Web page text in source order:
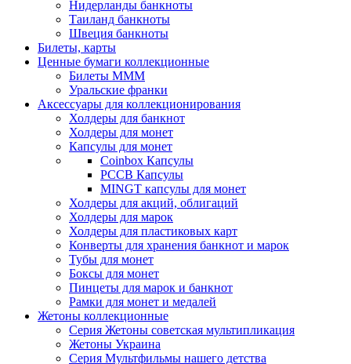
Нидерланды банкноты
Таиланд банкноты
Швеция банкноты
Билеты, карты
Ценные бумаги коллекционные
Билеты МММ
Уральские франки
Аксессуары для коллекционирования
Холдеры для банкнот
Холдеры для монет
Капсулы для монет
Coinbox Капсулы
РССВ Капсулы
MINGT капсулы для монет
Холдеры для акций, облигаций
Холдеры для марок
Холдеры для пластиковых карт
Конверты для хранения банкнот и марок
Тубы для монет
Боксы для монет
Пинцеты для марок и банкнот
Рамки для монет и медалей
Жетоны коллекционные
Серия Жетоны советская мультипликация
Жетоны Украина
Серия Мультфильмы нашего детства